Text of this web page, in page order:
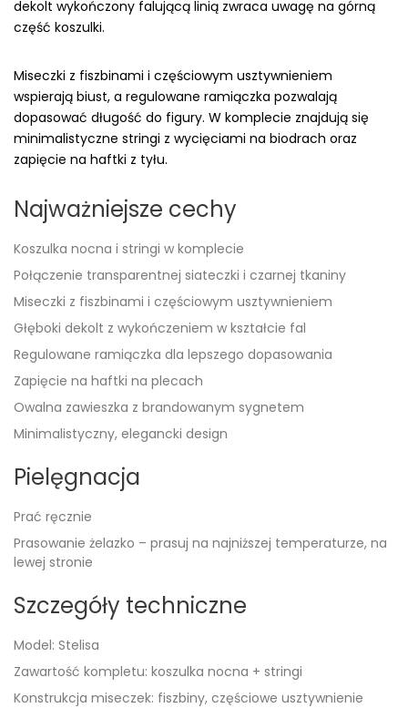
dekolt wykończony falującą linią zwraca uwagę na górną
część koszulki.
Miseczki z fiszbinami i częściowym usztywnieniem
wspierają biust, a regulowane ramiączka pozwalają
dopasować długość do figury. W komplecie znajdują się
minimalistyczne stringi z wycięciami na biodrach oraz
zapięcie na haftki z tyłu.
Najważniejsze cechy
Koszulka nocna i stringi w komplecie
Połączenie transparentnej siateczki i czarnej tkaniny
Miseczki z fiszbinami i częściowym usztywnieniem
Głęboki dekolt z wykończeniem w kształcie fal
Regulowane ramiączka dla lepszego dopasowania
Zapięcie na haftki na plecach
Owalna zawieszka z brandowanym sygnetem
Minimalistyczny, elegancki design
Pielęgnacja
Prać ręcznie
Prasowanie żelazko – prasuj na najniższej temperaturze, na
lewej stronie
Szczegóły techniczne
Model: Stelisa
Zawartość kompletu: koszulka nocna + stringi
Konstrukcja miseczek: fiszbiny, częściowe usztywnienie